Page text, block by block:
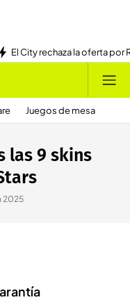
El City rechaza la oferta por
Juegos de mesa
las 9 skins
2025